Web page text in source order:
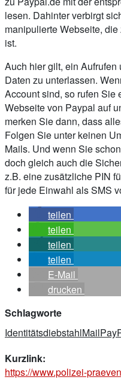
lesen. Dahinter verbirgt
manipulierte Webseite,
ist.
Auch hier gilt, ein
Daten zu unterlassen.
Account sind, so rufen Sie
Webseite von Paypal auf
merken Sie dann, dass
Folgen Sie unter keinen
Mails. Und wenn Sie
doch gleich auch die
z.B. eine zusätzliche PIN
für jede Einwahl als SMS
teilen
teilen
teilen
teilen
E-Mail
drucken
Schlagworte
IdentitätsdiebstahlMail
Kurzlink:
https://www.polizei-